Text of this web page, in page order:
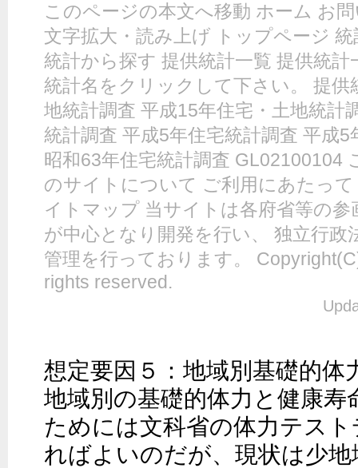
このページの本文へ移動 ホーム お
文字拡大・読み上げ トップページ
統計から探す 提供統計一覧 提供統
統計名をクリックして下さい。 提供
地統計調査 平成15年住宅・土地統計
統計調査 平成5年住宅統計調査 平成
昭和63年住宅統計調査 GL02100104
のサイトについて ご利用にあたっ
イトマップ 当サイトは各府省等の
が中心となり開発を行い、 独立行政
管理を行っております。
rights reserved.
想定要因５：地域別基礎的体
地域別の基礎的体力と健康寿
ためには文科省の体力テス
ればよいのだが、現状は少